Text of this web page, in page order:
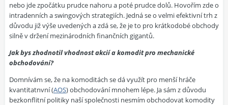
nebo jde zpočátku prudce nahoru a poté prudce dolů. Hovořím zde o
intradenních a swingových strategiích. Jedná se o velmi efektivní trh z
důvodu již výše uvedených a zdá se, že je to pro krátkodobé obchody
silně v držení mezinárodních finančních gigantů.
Jak bys zhodnotil vhodnost akcií a komodit pro mechanické
obchodování?
Domnívám se, že na komoditách se dá využít pro menší hráče
kvantitatnvní (AOS) obchodování mnohem lépe. Ja sám z důvodu
bezkonflitní politiky naší společnosti nesmím obchodovat komodity